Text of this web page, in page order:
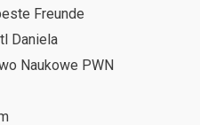
Freunde
Daniela
Naukowe PWN